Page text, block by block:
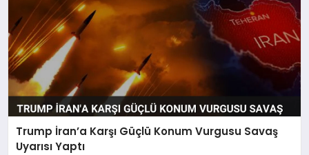
Trump İran’a Karşı Güçlü Konum Vurgusu Savaş
Uyarısı Yaptı